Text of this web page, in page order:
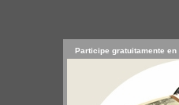
Participe gratuitamente